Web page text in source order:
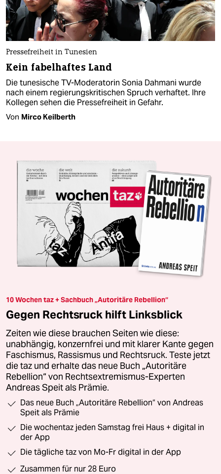
Pressefreiheit in Tunesien
Kein fabelhaftes Land
Die tunesische TV-Moderatorin Sonia Dahmani wurde
nach einem regierungskritischen Spruch verhaftet. Ihre
Kollegen sehen die Pressefreiheit in Gefahr.
Von Mirco Keilberth
10 Wochen taz + Sachbuch „Autoritäre Rebellion“
Gegen Rechtsruck hilft Linksblick
Zeiten wie diese brauchen Seiten wie diese:
unabhängig, konzernfrei und mit klarer Kante gegen
Faschismus, Rassismus und Rechtsruck. Teste jetzt
die taz und erhalte das neue Buch „Autoritäre
Rebellion“ von Rechtsextremismus-Experten
Andreas Speit als Prämie.
Das neue Buch „Autoritäre Rebellion“ von Andreas
Speit als Prämie
Die wochentaz jeden Samstag frei Haus + digital in
der App
Die tägliche taz von Mo-Fr digital in der App
Zusammen für nur 28 Euro